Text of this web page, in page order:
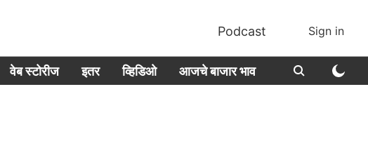
Podcast Sign in
वेब स्टोरीज इतर व्हिडिओ आजचे बाजार भाव